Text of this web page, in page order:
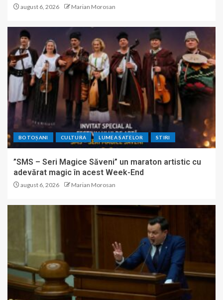
august 6, 2026 Marian Morosan
BOTOȘANI CULTURA LUMEA SATELOR STIRI
”SMS – Seri Magice Săveni” un maraton artistic cu
adevărat magic în acest Week-End
august 6, 2026 Marian Morosan